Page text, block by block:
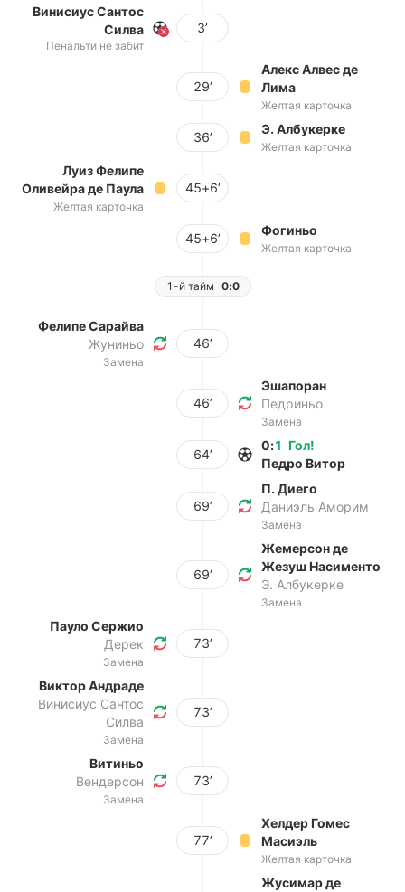
Винисиус Сантос
Силва
Пенальти не забит
3’
29’
Алекс Алвес де
Лима
Желтая карточка
36’
Э. Албукерке
Желтая карточка
Луиз Фелипе
Оливейра де Паула
Желтая карточка
45+6’
45+6’
Фогиньо
Желтая карточка
1-й тайм 0:0
Фелипе Сарайва
Жуниньо
Замена
46’
46’
Эшапоран
Педриньо
Замена
64’
Гол!
0:1
Педро Витор
69’
П. Диего
Даниэль Аморим
Замена
69’
Жемерсон де
Жезуш Насименто
Э. Албукерке
Замена
Пауло Сержио
Дерек
Замена
73’
Виктор Андраде
Винисиус Сантос
Силва
Замена
73’
Витиньо
Вендерсон
Замена
73’
77’
Хелдер Гомес
Масиэль
Желтая карточка
Жусимар де